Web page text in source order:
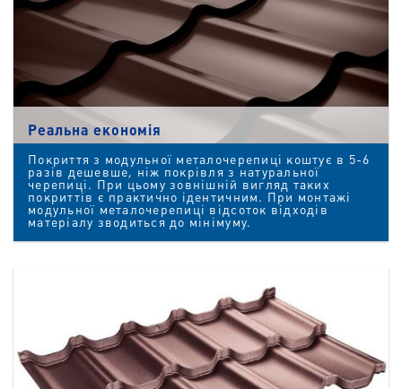
Реальна економія
Покриття з модульної металочерепиці коштує в 5-6
разів дешевше, ніж покрівля з натуральної
черепиці. При цьому зовнішній вигляд таких
покриттів є практично ідентичним. При монтажі
модульної металочерепиці відсоток відходів
матеріалу зводиться до мінімуму.